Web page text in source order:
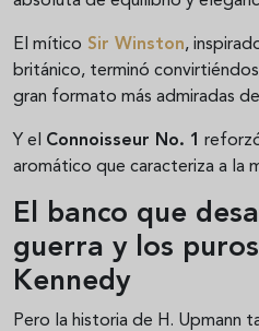
El mítico Sir Winston,
británico, terminó
gran formato más admiradas
Y el Connoisseur No. 1
aromático que caracteriza a la
El banco que
guerra y los
Kennedy
Pero la historia de H. Upmann